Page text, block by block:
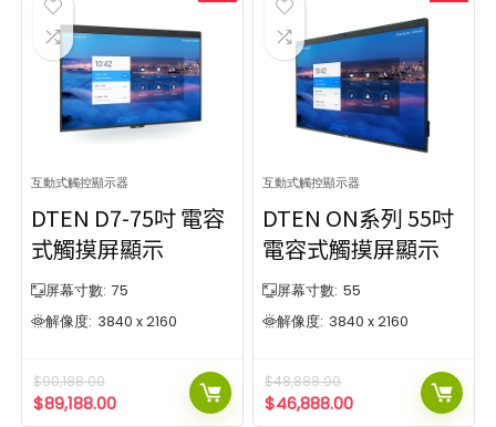
互動式觸控顯示器
DTEN D7-75吋 電容
式觸摸屏顯示
屏幕寸數: 75
解像度: 3840 x 2160
$90,188.00
$89,188.00
互動式觸控顯示器
DTEN ON系列 55吋
電容式觸摸屏顯示
屏幕寸數: 55
解像度: 3840 x 2160
$48,888.00
$46,888.00